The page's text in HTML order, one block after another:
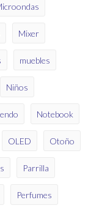
Mixer
muebles
Niños
Notebook
OLED Otoño
Parrilla
Perfumes